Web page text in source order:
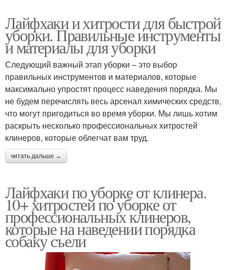
Лайфхаки и хитрости для быстрой
уборки. Правильные инструменты
и материалы для уборки
Следующий важный этап уборки – это выбор
правильных инструментов и материалов, которые
максимально упростят процесс наведения порядка. Мы
не будем перечислять весь арсенал химических средств,
что могут пригодиться во время уборки. Мы лишь хотим
раскрыть несколько профессиональных хитростей
клинеров, которые облегчат вам труд.
читать дальше →
Лайфхаки по уборке от клинера.
10+ хитростей по уборке от
профессиональных клинеров,
которые на наведении порядка
собаку съели